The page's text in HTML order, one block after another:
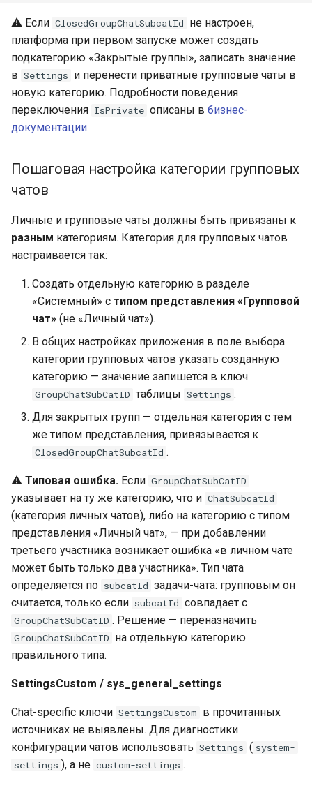
⚠️ Если ClosedGroupChatSubcatId не настроен,
платформа при первом запуске может создать
подкатегорию «Закрытые группы», записать значение
в Settings и перенести приватные групповые чаты в
новую категорию. Подробности поведения
переключения IsPrivate описаны в бизнес-
документации.
Пошаговая настройка категории групповых
чатов
Личные и групповые чаты должны быть привязаны к
разным категориям. Категория для групповых чатов
настраивается так:
Создать отдельную категорию в разделе
«Системный» с типом представления «Групповой
чат» (не «Личный чат»).
В общих настройках приложения в поле выбора
категории групповых чатов указать созданную
категорию — значение запишется в ключ
GroupChatSubCatID таблицы Settings .
Для закрытых групп — отдельная категория с тем
же типом представления, привязывается к
ClosedGroupChatSubcatId .
⚠️ Типовая ошибка. Если GroupChatSubCatID
указывает на ту же категорию, что и ChatSubcatId
(категория личных чатов), либо на категорию с типом
представления «Личный чат», — при добавлении
третьего участника возникает ошибка «в личном чате
может быть только два участника». Тип чата
определяется по subcatId задачи-чата: групповым он
считается, только если subcatId совпадает с
GroupChatSubCatID . Решение — переназначить
GroupChatSubCatID на отдельную категорию
правильного типа.
SettingsCustom / sys_general_settings
Chat-specific ключи SettingsCustom в прочитанных
источниках не выявлены. Для диагностики
конфигурации чатов использовать Settings ( system-
settings ), а не custom-settings .